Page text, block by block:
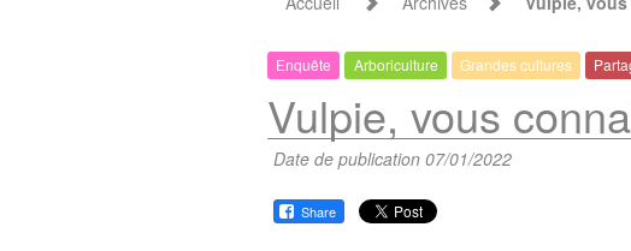
Enquête Arboriculture Grandes cultures
Vulpie, vous
Date de publication 07/01/2022
Share